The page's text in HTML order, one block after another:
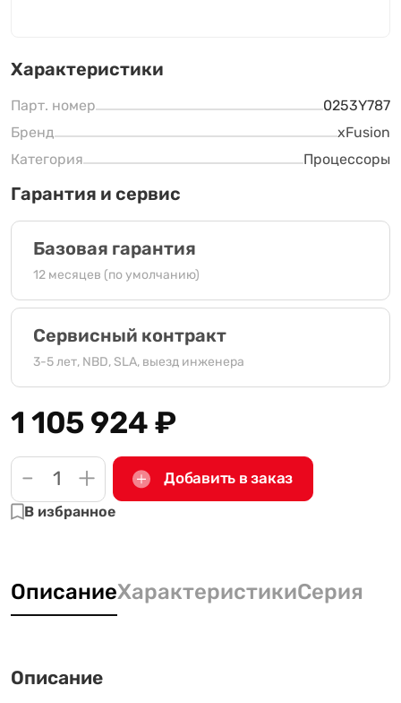
Характеристики
Парт. номер
0253Y787
Бренд
xFusion
Категория
Процессоры
Гарантия и сервис
Базовая гарантия
12 месяцев (по умолчанию)
Сервисный контракт
3-5 лет, NBD, SLA, выезд инженера
1 105 924₽
- + Добавить в заказ
В избранное
ОписаниеХарактеристикиСерия
Описание